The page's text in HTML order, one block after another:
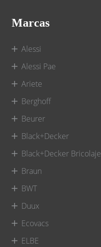
Marcas
Alessi
Alessi Pae
Ariete
Berghoff
Beurer
Black+Decker
Black+Decker Bricolaje
Braun
BWT
Duux
Ecovacs
ELBE